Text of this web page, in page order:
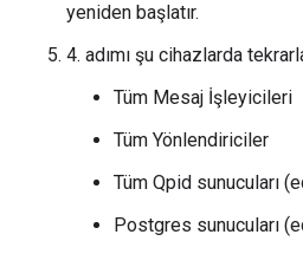
yeniden başlatır.
4. adımı şu cihazlarda
Tüm Mesaj İşleyicileri
Tüm Yönlendiriciler
Tüm Qpid sunucuları
Postgres sunucuları